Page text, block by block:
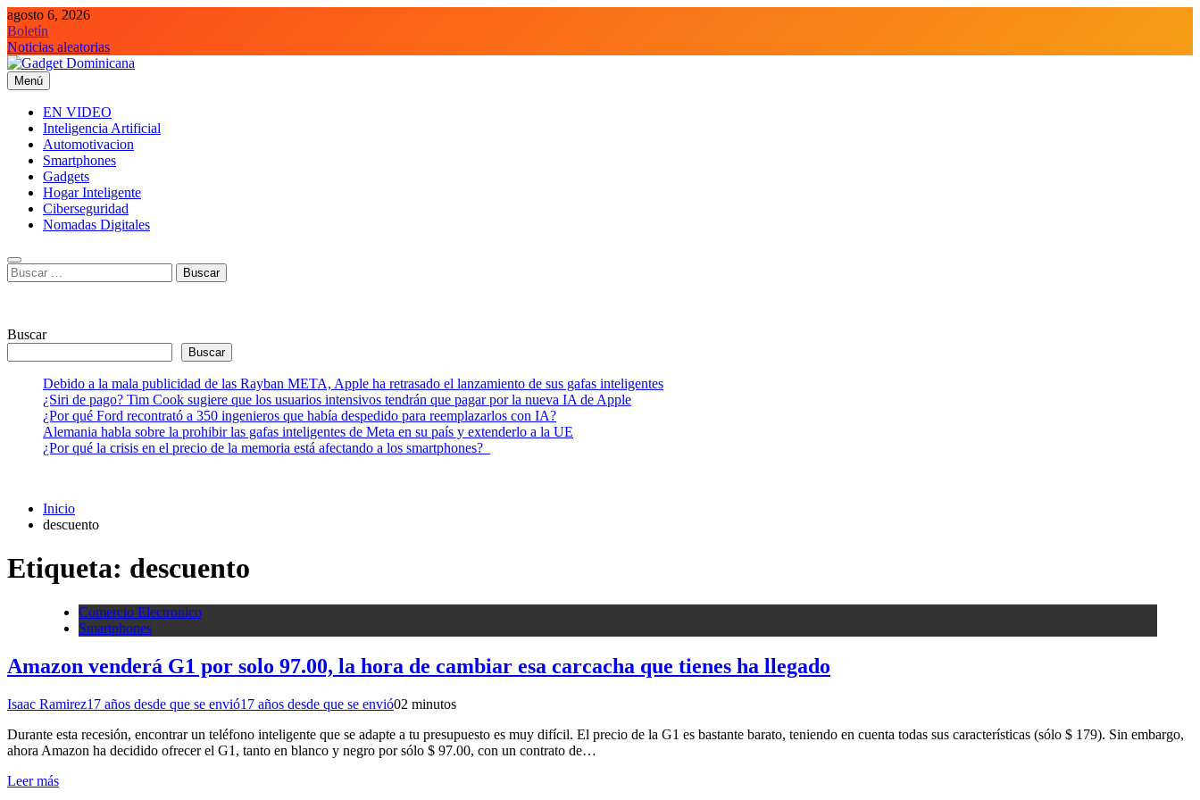
Saltar
al
contenido
agosto 6, 2026
Boletín
Noticias aleatorias
Gadget Dominicana
Gadgets y Tecnología de consumo
Menú
EN VIDEO
Inteligencia Artificial
Automotivacion
Smartphones
Gadgets
Hogar Inteligente
Ciberseguridad
Nomadas Digitales
Buscar:
Buscar
Buscar
Debido a la mala publicidad de las Rayban META, Apple ha retrasado el lanzamiento de sus gafas inteligentes
¿Siri de pago? Tim Cook sugiere que los usuarios intensivos tendrán que pagar por la nueva IA de Apple
¿Por qué Ford recontrató a 350 ingenieros que había despedido para reemplazarlos con IA?
Alemania habla sobre la prohibir las gafas inteligentes de Meta en su país y extenderlo a la UE
¿Por qué la crisis en el precio de la memoria está afectando a los smartphones?
Inicio
descuento
Etiqueta: descuento
Comercio Electronico
Smartphones
Amazon venderá G1 por solo 97.00, la hora de cambiar esa carcacha que tienes ha llegado
Isaac Ramirez17 años desde que se envió17 años desde que se envió02 minutos
Durante esta recesión, encontrar un teléfono inteligente que se adapte a tu presupuesto es muy difícil. El precio de la G1 es bastante barato, teniendo en cuenta todas sus características (sólo $ 179). Sin embargo,
ahora Amazon ha decidido ofrecer el G1, tanto en blanco y negro por sólo $ 97.00, con un contrato de…
Leer más